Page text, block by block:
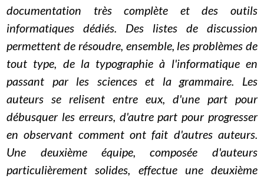
documentation très complète et des outils
informatiques dédiés. Des listes de discussion
permettent de résoudre, ensemble, les problèmes de
tout type, de la typographie à l'informatique en
passant par les sciences et la grammaire. Les
auteurs se relisent entre eux, d'une part pour
débusquer les erreurs, d'autre part pour progresser
en observant comment ont fait d'autres auteurs.
Une deuxième équipe, composée d'auteurs
particulièrement solides, effectue une deuxième